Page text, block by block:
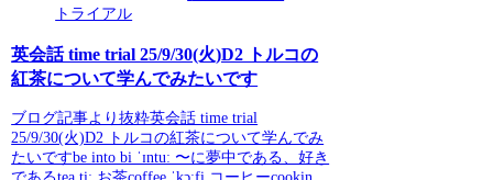
トライアル
英会話 time trial 25/9/30(火)D2 トルコの
紅茶について学んでみたいです
ブログ記事より抜粋英会話 time trial
25/9/30(火)D2 トルコの紅茶について学んでみ
たいですbe into bi ˈɪntuː 〜に夢中である、好き